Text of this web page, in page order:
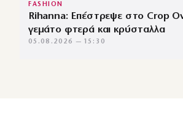
FASHION
Rihanna: Επέστρεψε στο Crop
γεμάτο φτερά και κρύσταλλα
05.08.2026 — 15:30